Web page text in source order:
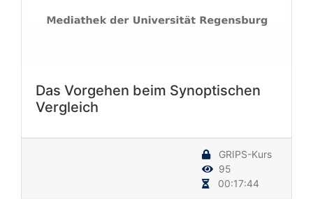
Das Vorgehen beim Synoptischen
Vergleich
GRIPS-Kurs
95
00:17:44